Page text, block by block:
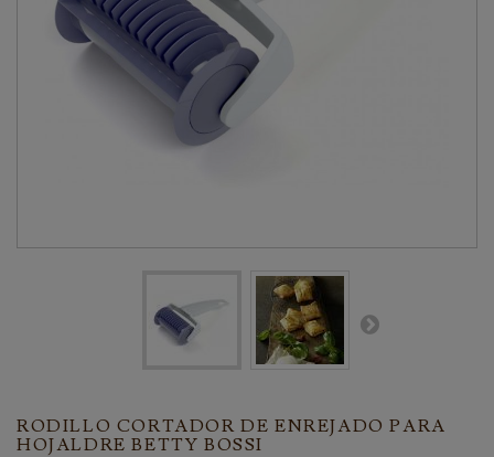
RODILLO CORTADOR DE ENREJADO PARA
HOJALDRE BETTY BOSSI